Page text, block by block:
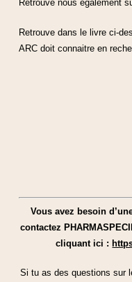
Retrouve nous également
Retrouve dans le livre ci-
ARC doit connaitre en
Vous avez besoin
contactez
cliquant ici :
Si tu as des questions sur